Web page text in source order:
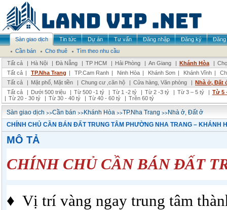
Sàn giao dịch Tin tức Dự án Tư vấn Đăng nhập Đăng ký
Đăng
Cần bán
Cho thuê
Tìm theo nhu cầu
Tất cả
| Hà Nội | Đà Nẵng | TP HCM | Hải Phòng | An Giang | Khánh Hòa |
Tất cả | TP.Nha Trang | TP.Cam Ranh | Ninh Hòa | Khánh Sơn | Khánh Vĩnh |
Tất cả
| Mặt phố, Mặt tiền | Chung cư ,căn hộ | Cửa hàng, Văn phòng | Nhà ở, Đất
Tất cả
| Dưới 500 triệu | Từ 500 -1 tỷ | Từ 1 -2 tỷ | Từ 2 -3 tỷ | Từ 3 – 5 tỷ | Từ 5
| Từ 20 - 30 tỷ | Từ 30 - 40 tỷ | Từ 40 - 60 tỷ | Trên 60 tỷ
Sàn giao dịch >>Cần bán >>Khánh Hòa >>TP.Nha Trang >>Nhà ở, Đất ở
CHÍNH CHỦ CẦN BÁN ĐẤT TRUNG TÂM PHƯỜNG NHA TRANG – KHÁNH
MÔ TẢ
CHÍNH CHỦ CẦN BÁN ĐẤT
♦ Vị trí vàng ngay trung tâm